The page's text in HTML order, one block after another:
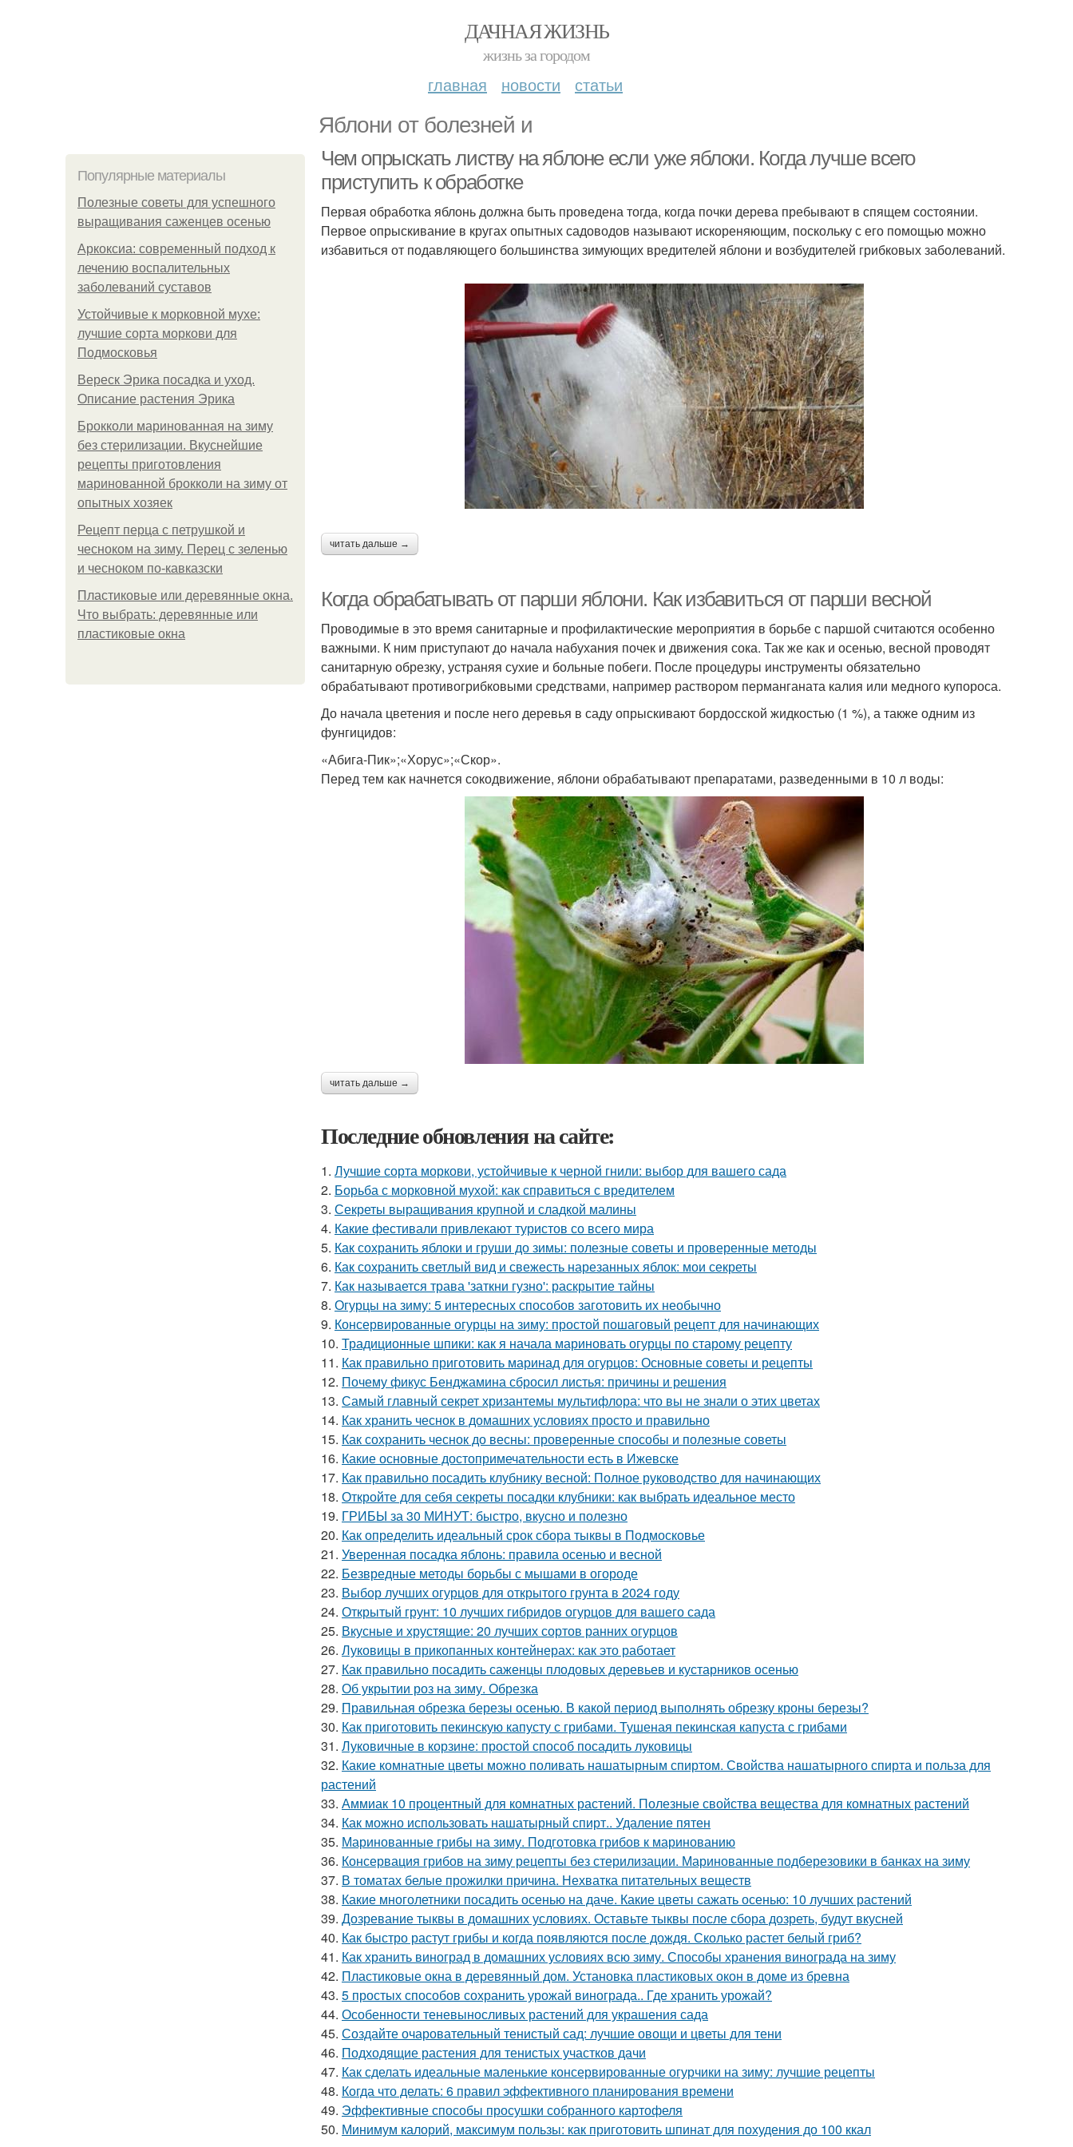
ДАЧНАЯ ЖИЗНЬ
жизнь за городом
главная новости статьи
Яблони от болезней и
Популярные материалы
Полезные советы для успешного
выращивания саженцев осенью
Аркоксиа: современный подход к
лечению воспалительных
заболеваний суставов
Устойчивые к морковной мухе:
лучшие сорта моркови для
Подмосковья
Вереск Эрика посадка и уход.
Описание растения Эрика
Брокколи маринованная на зиму
без стерилизации. Вкуснейшие
рецепты приготовления
маринованной брокколи на зиму от
опытных хозяек
Рецепт перца с петрушкой и
чесноком на зиму. Перец с зеленью
и чесноком по-кавказски
Пластиковые или деревянные окна.
Что выбрать: деревянные или
пластиковые окна
Чем опрыскать листву на яблоне если уже яблоки. Когда лучше всего
приступить к обработке
Первая обработка яблонь должна быть проведена тогда, когда почки дерева пребывают в спящем состоянии.
Первое опрыскивание в кругах опытных садоводов называют искореняющим, поскольку с его помощью можно
избавиться от подавляющего большинства зимующих вредителей яблони и возбудителей грибковых заболеваний.
читать дальше →
Когда обрабатывать от парши яблони. Как избавиться от парши весной
Проводимые в это время санитарные и профилактические мероприятия в борьбе с паршой считаются особенно
важными. К ним приступают до начала набухания почек и движения сока. Так же как и осенью, весной проводят
санитарную обрезку, устраняя сухие и больные побеги. После процедуры инструменты обязательно
обрабатывают противогрибковыми средствами, например раствором перманганата калия или медного купороса.
До начала цветения и после него деревья в саду опрыскивают бордосской жидкостью (1 %), а также одним из
фунгицидов:
«Абига-Пик»;«Хорус»;«Скор».
Перед тем как начнется сокодвижение, яблони обрабатывают препаратами, разведенными в 10 л воды:
читать дальше →
Последние обновления на сайте:
1. Лучшие сорта моркови, устойчивые к черной гнили: выбор для вашего сада
2. Борьба с морковной мухой: как справиться с вредителем
3. Секреты выращивания крупной и сладкой малины
4. Какие фестивали привлекают туристов со всего мира
5. Как сохранить яблоки и груши до зимы: полезные советы и проверенные методы
6. Как сохранить светлый вид и свежесть нарезанных яблок: мои секреты
7. Как называется трава 'заткни гузно': раскрытие тайны
8. Огурцы на зиму: 5 интересных способов заготовить их необычно
9. Консервированные огурцы на зиму: простой пошаговый рецепт для начинающих
10. Традиционные шпики: как я начала мариновать огурцы по старому рецепту
11. Как правильно приготовить маринад для огурцов: Основные советы и рецепты
12. Почему фикус Бенджамина сбросил листья: причины и решения
13. Самый главный секрет хризантемы мультифлора: что вы не знали о этих цветах
14. Как хранить чеснок в домашних условиях просто и правильно
15. Как сохранить чеснок до весны: проверенные способы и полезные советы
16. Какие основные достопримечательности есть в Ижевске
17. Как правильно посадить клубнику весной: Полное руководство для начинающих
18. Откройте для себя секреты посадки клубники: как выбрать идеальное место
19. ГРИБЫ за 30 МИНУТ: быстро, вкусно и полезно
20. Как определить идеальный срок сбора тыквы в Подмосковье
21. Уверенная посадка яблонь: правила осенью и весной
22. Безвредные методы борьбы с мышами в огороде
23. Выбор лучших огурцов для открытого грунта в 2024 году
24. Открытый грунт: 10 лучших гибридов огурцов для вашего сада
25. Вкусные и хрустящие: 20 лучших сортов ранних огурцов
26. Луковицы в прикопанных контейнерах: как это работает
27. Как правильно посадить саженцы плодовых деревьев и кустарников осенью
28. Об укрытии роз на зиму. Обрезка
29. Правильная обрезка березы осенью. В какой период выполнять обрезку кроны березы?
30. Как приготовить пекинскую капусту с грибами. Тушеная пекинская капуста с грибами
31. Луковичные в корзине: простой способ посадить луковицы
32. Какие комнатные цветы можно поливать нашатырным спиртом. Свойства нашатырного спирта и польза для
растений
33. Аммиак 10 процентный для комнатных растений. Полезные свойства вещества для комнатных растений
34. Как можно использовать нашатырный спирт.. Удаление пятен
35. Маринованные грибы на зиму. Подготовка грибов к маринованию
36. Консервация грибов на зиму рецепты без стерилизации. Маринованные подберезовики в банках на зиму
37. В томатах белые прожилки причина. Нехватка питательных веществ
38. Какие многолетники посадить осенью на даче. Какие цветы сажать осенью: 10 лучших растений
39. Дозревание тыквы в домашних условиях. Оставьте тыквы после сбора дозреть, будут вкусней
40. Как быстро растут грибы и когда появляются после дождя. Сколько растет белый гриб?
41. Как хранить виноград в домашних условиях всю зиму. Способы хранения винограда на зиму
42. Пластиковые окна в деревянный дом. Установка пластиковых окон в доме из бревна
43. 5 простых способов сохранить урожай винограда.. Где хранить урожай?
44. Особенности теневыносливых растений для украшения сада
45. Создайте очаровательный тенистый сад: лучшие овощи и цветы для тени
46. Подходящие растения для тенистых участков дачи
47. Как сделать идеальные маленькие консервированные огурчики на зиму: лучшие рецепты
48. Когда что делать: 6 правил эффективного планирования времени
49. Эффективные способы просушки собранного картофеля
50. Минимум калорий, максимум пользы: как приготовить шпинат для похудения до 100 ккал